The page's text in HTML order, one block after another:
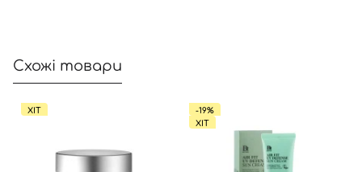
Схожі товари
ХІТ
-19%
ХІТ
Вхід Реєстрація